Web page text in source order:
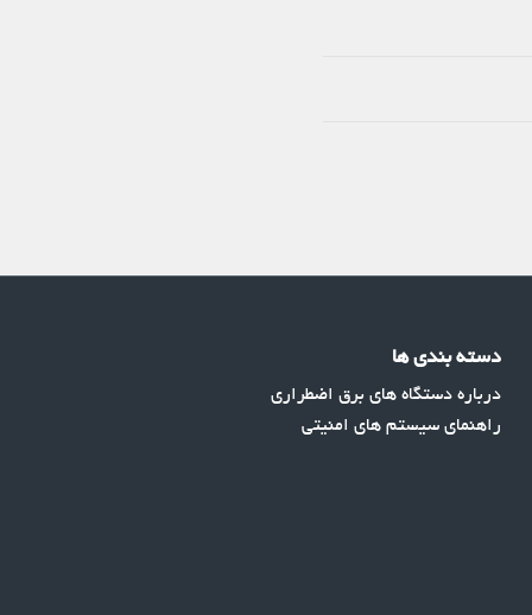
دسته بندی ها
درباره دستگاه های برق اضطراری
راهنمای سیستم های امنیتی